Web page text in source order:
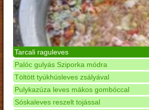
Tarcali raguleves
Palóc gulyás Sziporka módra
Töltött tyúkhúsleves zsályával
Pulykazúza leves mákos gombóccal
Sóskaleves reszelt tojással